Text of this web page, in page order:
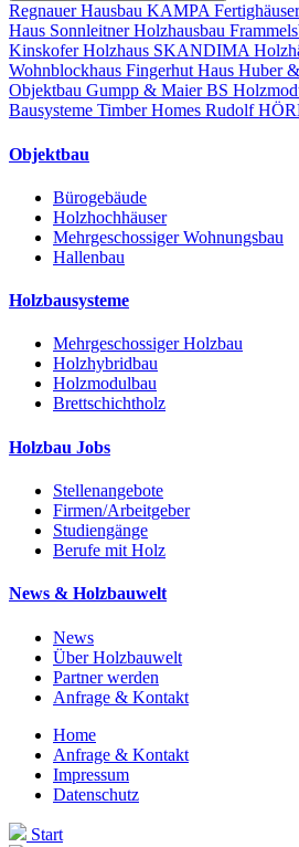
Regnauer Hausbau KAMPA
Haus Sonnleitner Holzhausbau
Kinskofer Holzhaus SKANDIMA
Wohnblockhaus Fingerhut Haus Huber
Objektbau Gumpp & MaierBS
Bausysteme Timber Homes Rudolf
Objektbau
Bürogebäude
Holzhochhäuser
Mehrgeschossiger Wohnungsbau
Hallenbau
Holzbausysteme
Mehrgeschossiger Holzbau
Holzhybridbau
Holzmodulbau
Brettschichtholz
Holzbau Jobs
Stellenangebote
Firmen/Arbeitgeber
Studiengänge
Berufe mit Holz
News & Holzbauwelt
News
Über Holzbauwelt
Partner werden
Anfrage & Kontakt
Home
Anfrage & Kontakt
Impressum
Datenschutz
Start